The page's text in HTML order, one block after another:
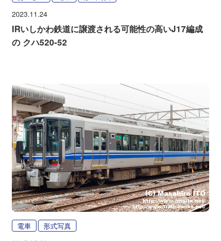
2023.11.24
IRいしかわ鉄道に譲渡される可能性の高いJ17編成
の クハ520-52
電車 形式写真